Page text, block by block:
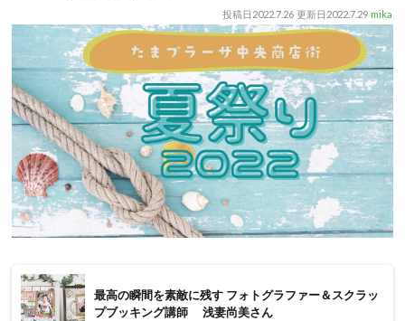
投稿日 2022.7.26 更新日 2022.7.29 mika
最高の瞬間を素敵に残す フォトグラファー＆スクラッ
プブッキング講師 浅妻尚美さん